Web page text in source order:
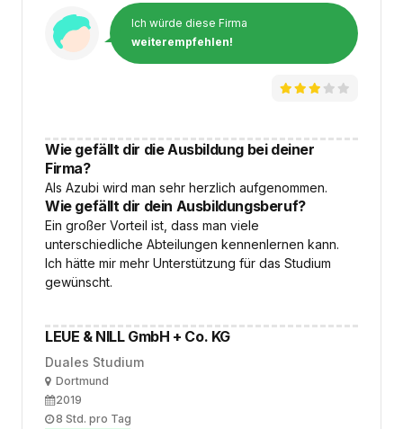
Ich würde diese Firma
weiterempfehlen!
Wie gefällt dir die Ausbildung bei deiner
Firma?
Als Azubi wird man sehr herzlich aufgenommen.
Wie gefällt dir dein Ausbildungsberuf?
Ein großer Vorteil ist, dass man viele
unterschiedliche Abteilungen kennenlernen kann.
Ich hätte mir mehr Unterstützung für das Studium
gewünscht.
LEUE & NILL GmbH + Co. KG
Duales Studium
OrtDortmund
Ausbildungsbeginn
2019
Arbeitszeit
8 Std. pro Tag